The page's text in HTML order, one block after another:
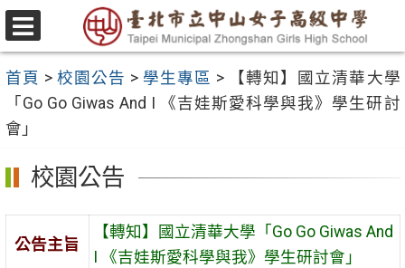
跳
至
要
容
區
選
單
首頁 > 校園公告 > 學生專區 >
【轉知】國立清華大學
「Go Go Giwas And I 《吉娃斯愛科學與我》學生研討
會」
校園公告
公告主旨
【轉知】國立清華大學「Go Go Giwas And
I 《吉娃斯愛科學與我》學生研討會」